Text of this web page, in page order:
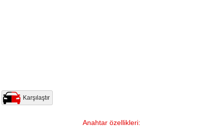
Karşılaştır
Anahtar özellikleri: